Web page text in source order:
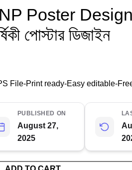
Poster
পোস্টার ডিজাইন
File-Print ready-Easy editable-
PUBLISHED ON
August 27,
2025